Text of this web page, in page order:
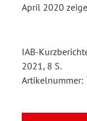
April 2020
IAB-
2021, 8 S.
Artikelnummer: